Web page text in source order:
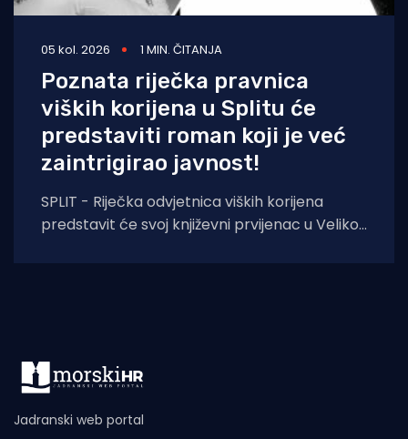
05 kol. 2026 1 MIN. ČITANJA
Poznata riječka pravnica
viških korijena u Splitu će
predstaviti roman koji je već
zaintrigirao javnost!
SPLIT - Riječka odvjetnica viških korijena
predstavit će svoj književni prvijenac u Velikoj
Jadranski web portal